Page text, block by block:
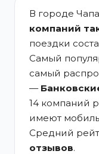
В городе
компаний
поездки
Самый
самый
—
14 компаний
имеют
Средний
отзывов.